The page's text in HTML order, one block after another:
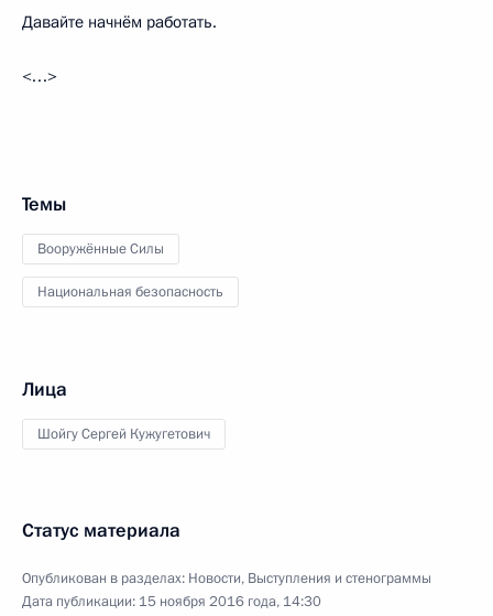
Давайте начнём работать.
<…>
Темы
Вооружённые Силы
Национальная безопасность
Лица
Шойгу Сергей Кужугетович
Статус материала
Опубликован в разделах: Новости, Выступления и стенограммы
Дата публикации: 15 ноября 2016 года, 14:30